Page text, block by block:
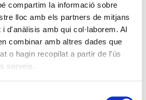
compartim la informació sobre
lloc amb els partners de mitjans
d'anàlisis amb qui col·laborem. Al
combinar amb altres dades que
o hagin recopilat a partir de l'ús
serveis.